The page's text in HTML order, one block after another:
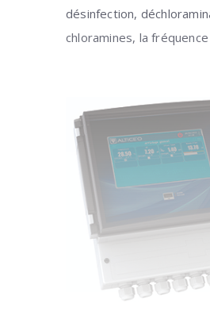
désinfection,
chloramines, la